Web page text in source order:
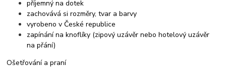
příjemný na dotek
zachovává si rozměry, tvar a barvy
vyrobeno v České republice
zapínání na knoflíky (zipový uzávěr nebo hotelový uzávěr
na přání)
Ošetřování a praní